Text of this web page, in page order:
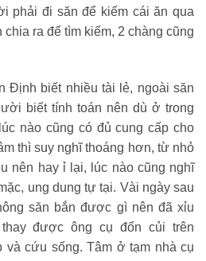
phải đi săn để kiếm cái ăn qua
chia ra để tìm kiếm, 2 chàng cũng
Định biết nhiều tài lẻ, ngoài săn
biết tính toán nên dù ở trong
nào cũng có đủ cung cấp cho
thì suy nghĩ thoáng hơn, từ nhỏ
nên hay ỉ lại, lúc nào cũng nghĩ
ung dung tự tại. Vài ngày sau
săn bắn được gì nên đã xỉu
được ông cụ đốn củi trên
cứu sống. Tâm ở tạm nhà cụ